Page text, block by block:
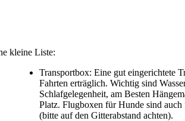
kleine Liste:
Transportbox: Eine gut eingerichtete
Fahrten erträglich. Wichtig sind
Schlafgelegenheit, am Besten
Platz. Flugboxen für Hunde sind
(bitte auf den Gitterabstand achten).